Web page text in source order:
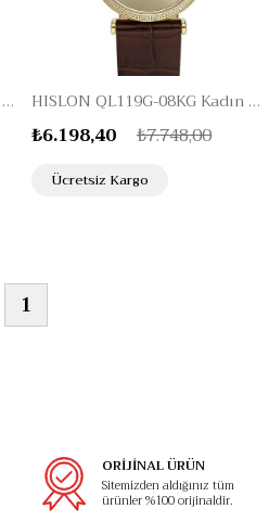
HISLON QL110T-04SG Kadın Kol Saati HISLON QL119G-08KG Kadın Kol Saati
₺6.198,40 ₺7.748,00
Ücretsiz Kargo
1
ORİJİNAL ÜRÜN
Sitemizden aldığınız tüm
ürünler %100 orijinaldir.